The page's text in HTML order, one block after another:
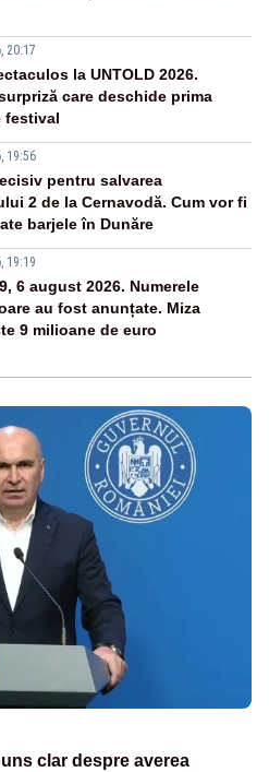
20:17
la UNTOLD 2026.
care deschide prima
festival
19:56
pentru salvarea
2 de la Cernavodă. Cum vor fi
barjele în Dunăre
19:19
6 august 2026. Numerele
au fost anunțate. Miza
9 milioane de euro
clar despre averea